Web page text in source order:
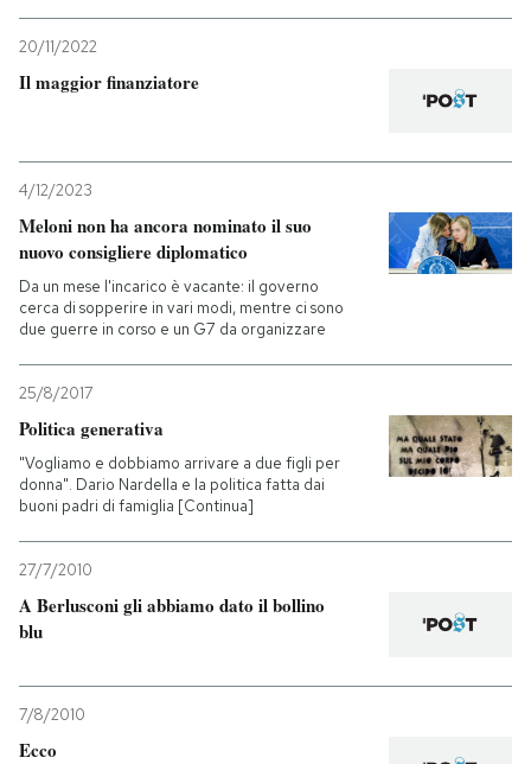
Entra
20/11/2022
Il maggior finanziatore
4/12/2023
Meloni non ha ancora nominato il suo
nuovo consigliere diplomatico
Da un mese l'incarico è vacante: il governo
cerca di sopperire in vari modi, mentre ci sono
due guerre in corso e un G7 da organizzare
25/8/2017
Politica generativa
"Vogliamo e dobbiamo arrivare a due figli per
donna". Dario Nardella e la politica fatta dai
buoni padri di famiglia [Continua]
27/7/2010
A Berlusconi gli abbiamo dato il bollino
blu
7/8/2010
Ecco